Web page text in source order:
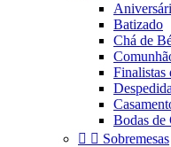
Batizado
Chá de
Finalistas
Bodas de
  Sobremesas